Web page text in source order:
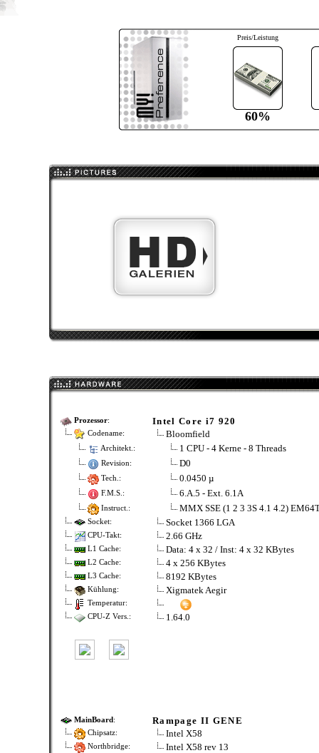
Preis/Leistung
60%
Prozessor: Intel Core i7 920
Codename: Bloomfield
Architekt.: 1 CPU - 4 Kerne - 8 Threads
Revision: D0
Tech.: 0.0450 µ
F.M.S.: 6.A.5 - Ext. 6.1A
Instruct.: MMX SSE (1 2 3 3S 4.1 4.2)
Socket: Socket 1366 LGA
CPU-Takt: 2.66 GHz
L1 Cache: Data: 4 x 32 / Inst: 4 x 32 KBytes
L2 Cache: 4 x 256 KBytes
L3 Cache: 8192 KBytes
Kühlung: Xigmatek Aegir
Temperatur:
CPU-Z Vers.:
1.64.0
MainBoard: Rampage II GENE
Chipsatz: Intel X58
Northbridge: Intel X58 rev 13